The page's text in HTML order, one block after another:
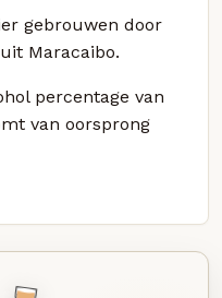
gebrouwen door
uit Maracaibo.
percentage van
van oorsprong